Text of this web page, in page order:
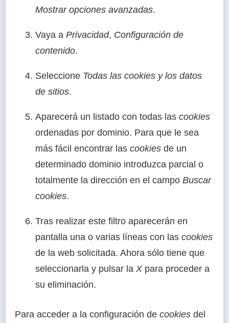
Mostrar opciones avanzadas.
Vaya a Privacidad, Configuración de
contenido.
Seleccione Todas las cookies y los datos
de sitios.
Aparecerá un listado con todas las cookies
ordenadas por dominio. Para que le sea
más fácil encontrar las cookies de un
determinado dominio introduzca parcial o
totalmente la dirección en el campo Buscar
cookies.
Tras realizar este filtro aparecerán en
pantalla una o varias líneas con las cookies
de la web solicitada. Ahora sólo tiene que
seleccionarla y pulsar la Xpara proceder a
su eliminación.
Para acceder a la configuración de cookies del